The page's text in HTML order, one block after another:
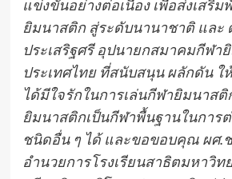
แข่งขันอย่างต่อเนื่อง เพื่อส่งเสริ
ยิมนาสติก สู่ระดับนานาชาติ และ
ประเสริฐศรี อุปนายกสมาคมกีฬา
ประเทศไทย ที่สนับสนุน ผลักดัน ใ
ได้มีใจรักในการเล่นกีฬายิมนาส
ยิมนาสติกเป็นกีฬาพื้นฐานในการ
ชนิดอื่น ๆ ได้ และขอขอบคุณ ผศ.
อำนวยการโรงเรียนสาธิตมหาวิท